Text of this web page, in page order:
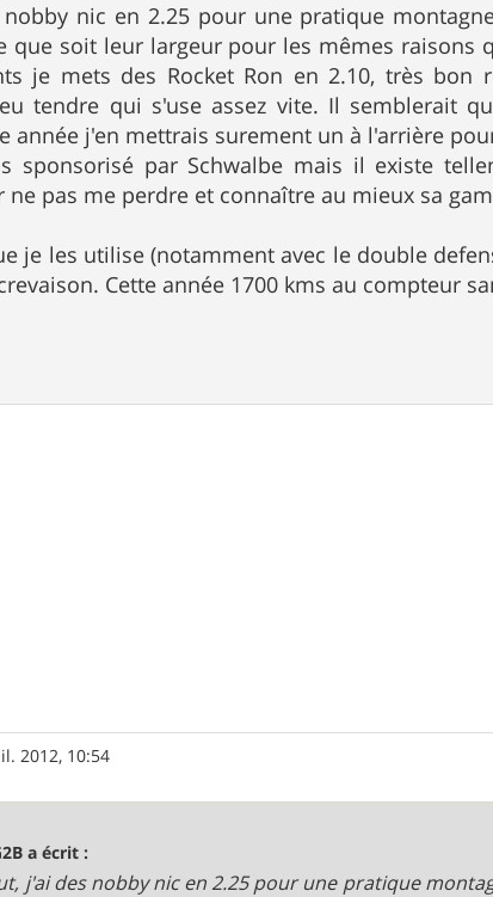
nobby nic en 2.25 pour une pratique
que soit leur largeur pour les mêmes raisons
je mets des Rocket Ron en 2.10, très
tendre qui s'use assez vite. Il semblerait
année j'en mettrais surement un à l'arrière
sponsorisé par Schwalbe mais il existe
pas me perdre et connaître au mieux sa
je les utilise (notamment avec le double
Cette année 1700 kms au compteur
2012, 10:54
a écrit :
j'ai des nobby nic en 2.25 pour une pratique